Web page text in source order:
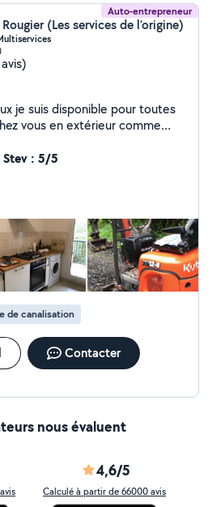
Auto-entrepreneur
(Les services de l’origine)
je suis disponible pour toutes
vous en extérieur comme
Petits travaux, montage de
intérieurs etc.
Stev : 5/5
de canalisation
Contacter
nous évaluent
4,6/5
Calculé à partir de 66000 avis